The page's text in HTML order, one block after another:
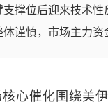
撑位后迎来技术
谨慎，市场主力
心催化围绕美